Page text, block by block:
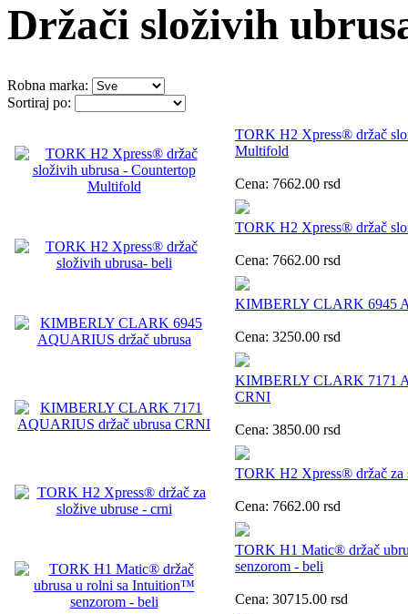
Držači složivih
Robna marka:
Sortiraj po:
TORK H2 Xpress® držač
Multifold
Cena: 7662.00 rsd
TORK H2 Xpress® držač
Cena: 7662.00 rsd
KIMBERLY CLARK 6945
Cena: 3250.00 rsd
KIMBERLY CLARK 7171
CRNI
Cena: 3850.00 rsd
TORK H2 Xpress® držač za
Cena: 7662.00 rsd
TORK H1 Matic® držač
senzorom - beli
Cena: 30715.00 rsd